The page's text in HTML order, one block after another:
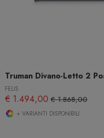
Truman Divano-Letto 2
FELIS
€ 1.494,00 € 1.868,00
+ VARIANTI DISPONIBILI